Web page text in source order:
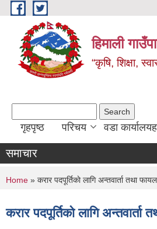
Skip to main content
हिमाली
“कृषि, शिक्षा,
गृहपृष्ठ परिचय वडा
समाचार
You are here
Home » करार पदपूर्तिकाे लागि अन्तवार्ता तथा
करार पदपूर्तिकाे लागि